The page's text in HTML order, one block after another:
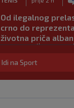
Od ilegalnog
crno do
životna priča
|
Deco iz sjene
Idi na Sport